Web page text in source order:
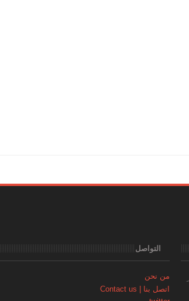
التواصل
من نحن
اتصل بنا | Contact us